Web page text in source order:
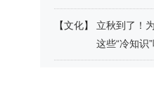
【文化】
立秋到了！
这些“冷知识